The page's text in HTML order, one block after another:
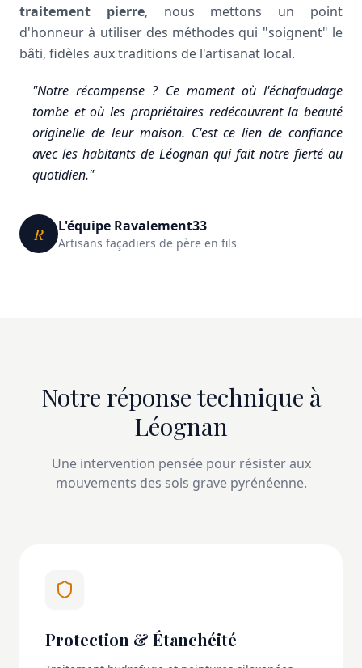
traitement pierre, nous mettons un point
d'honneur à utiliser des méthodes qui "soignent" le
bâti, fidèles aux traditions de l'artisanat local.
"Notre récompense ? Ce moment où l'échafaudage
tombe et où les propriétaires redécouvrent la beauté
originelle de leur maison. C'est ce lien de confiance
avec les habitants de Léognan qui fait notre fierté au
quotidien."
R L'équipe Ravalement33
Artisans façadiers de père en fils
Notre réponse technique à
Léognan
Une intervention pensée pour résister aux
mouvements des sols grave pyrénéenne.
Protection & Étanchéité